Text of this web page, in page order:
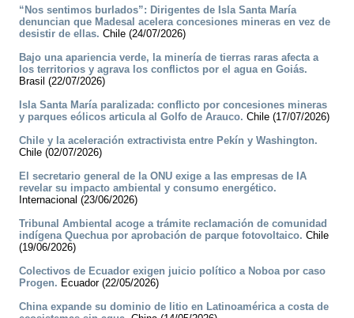
“Nos sentimos burlados”: Dirigentes de Isla Santa María
denuncian que Madesal acelera concesiones mineras en vez de
desistir de ellas. Chile (24/07/2026)
Bajo una apariencia verde, la minería de tierras raras afecta a
los territorios y agrava los conflictos por el agua en Goiás.
Brasil (22/07/2026)
Isla Santa María paralizada: conflicto por concesiones mineras
y parques eólicos articula al Golfo de Arauco. Chile (17/07/2026)
Chile y la aceleración extractivista entre Pekín y Washington.
Chile (02/07/2026)
El secretario general de la ONU exige a las empresas de IA
revelar su impacto ambiental y consumo energético.
Internacional (23/06/2026)
Tribunal Ambiental acoge a trámite reclamación de comunidad
indígena Quechua por aprobación de parque fotovoltaico. Chile
(19/06/2026)
Colectivos de Ecuador exigen juicio político a Noboa por caso
Progen. Ecuador (22/05/2026)
China expande su dominio de litio en Latinoamérica a costa de